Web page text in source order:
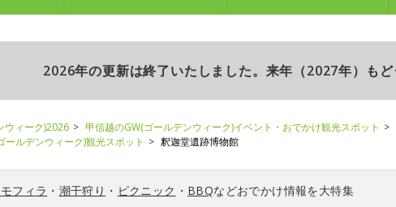
2026年の更新は終了いたしました。来年（2027年）もど
ウィーク)2026 甲信越のGW(ゴールデンウィーク)イベント・おでかけ観光スポット
ールデンウィーク)観光スポット
釈迦堂遺跡博物館
フィラ ・ 潮干狩り ・ ピクニック ・ BBQなどおでかけ情報を大特集